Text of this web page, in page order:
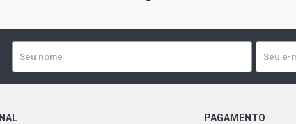
2009)
PAGAMENTO